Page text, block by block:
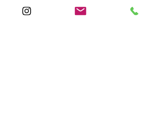
Paypal